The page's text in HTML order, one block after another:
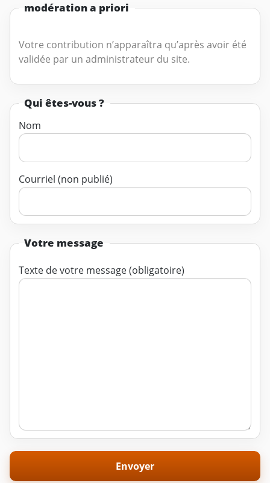
modération a priori
Votre contribution n’apparaîtra qu’après avoir été
validée par un administrateur du site.
Qui êtes-vous ?
Nom
Courriel (non publié)
Votre message
Texte de votre message (obligatoire)